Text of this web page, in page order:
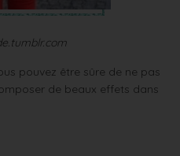
pouvez être sûre de ne pas
de beaux effets dans